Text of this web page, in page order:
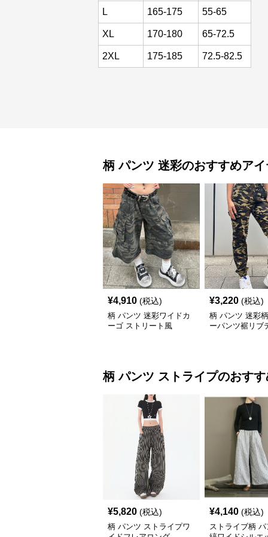
L 165-175 55-65
XL 170-180 65-72.5
2XL 175-185 72.5-82.5
柄 パンツ 迷彩のおすすめア
¥4,910 (税込)
柄 パンツ 迷彩ワイドカ
ーゴ ストリート風
¥3,220 (税込)
柄 パンツ 迷彩
ーパンツ裾リブ
柄 パンツ ストライプのおす
¥5,820 (税込)
柄 パンツ ストライプワ
¥4,140 (税込)
ストライブ柄